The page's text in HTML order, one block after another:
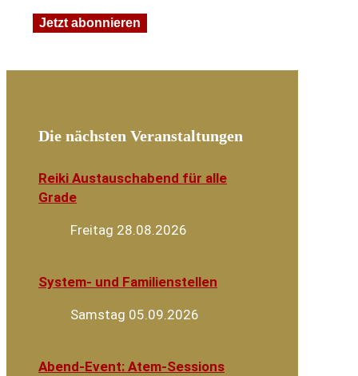
Die nächsten Veranstaltungen
Reiki Austauschabend für alle
Grade
Freitag 28.08.2026
System- und Familienstellen
Samstag 05.09.2026
Abend-Event: Atem-Sessions